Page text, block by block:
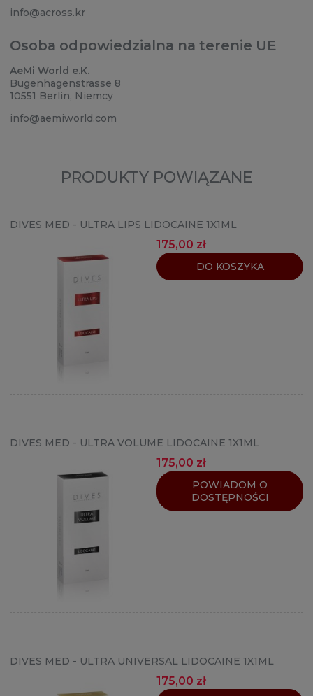
info@across.kr
Osoba odpowiedzialna na terenie UE
AeMi World e.K.
Bugenhagenstrasse 8
10551 Berlin, Niemcy
info@aemiworld.com
PRODUKTY POWIĄZANE
DIVES MED - ULTRA LIPS LIDOCAINE 1X1ML
175,00 zł
DO KOSZYKA
DIVES MED - ULTRA VOLUME LIDOCAINE 1X1ML
175,00 zł
POWIADOM O
DOSTĘPNOŚCI
DIVES MED - ULTRA UNIVERSAL LIDOCAINE 1X1ML
175,00 zł